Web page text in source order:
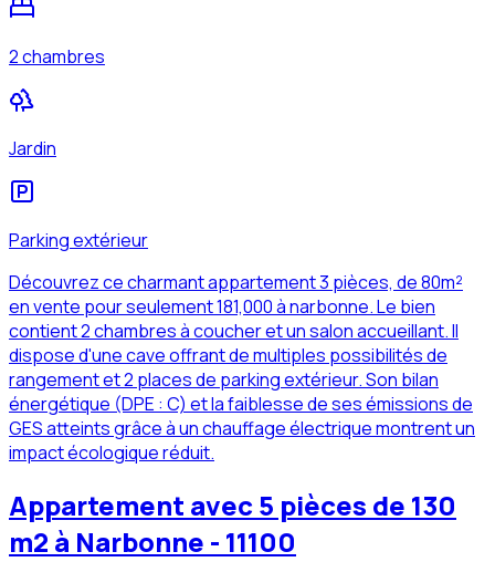
2 chambres
Jardin
Parking extérieur
Découvrez ce charmant appartement 3 pièces, de 80m²
en vente pour seulement 181,000 à narbonne. Le bien
contient 2 chambres à coucher et un salon accueillant. Il
dispose d'une cave offrant de multiples possibilités de
rangement et 2 places de parking extérieur. Son bilan
énergétique (DPE : C) et la faiblesse de ses émissions de
GES atteints grâce à un chauffage électrique montrent un
impact écologique réduit.
Appartement avec 5 pièces de 130
m2 à Narbonne - 11100